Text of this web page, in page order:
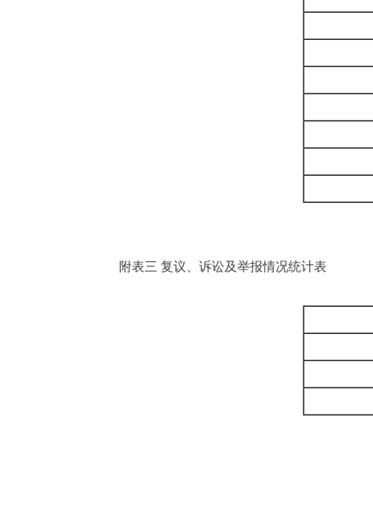
附表三 复议、诉讼及举报情况统计表